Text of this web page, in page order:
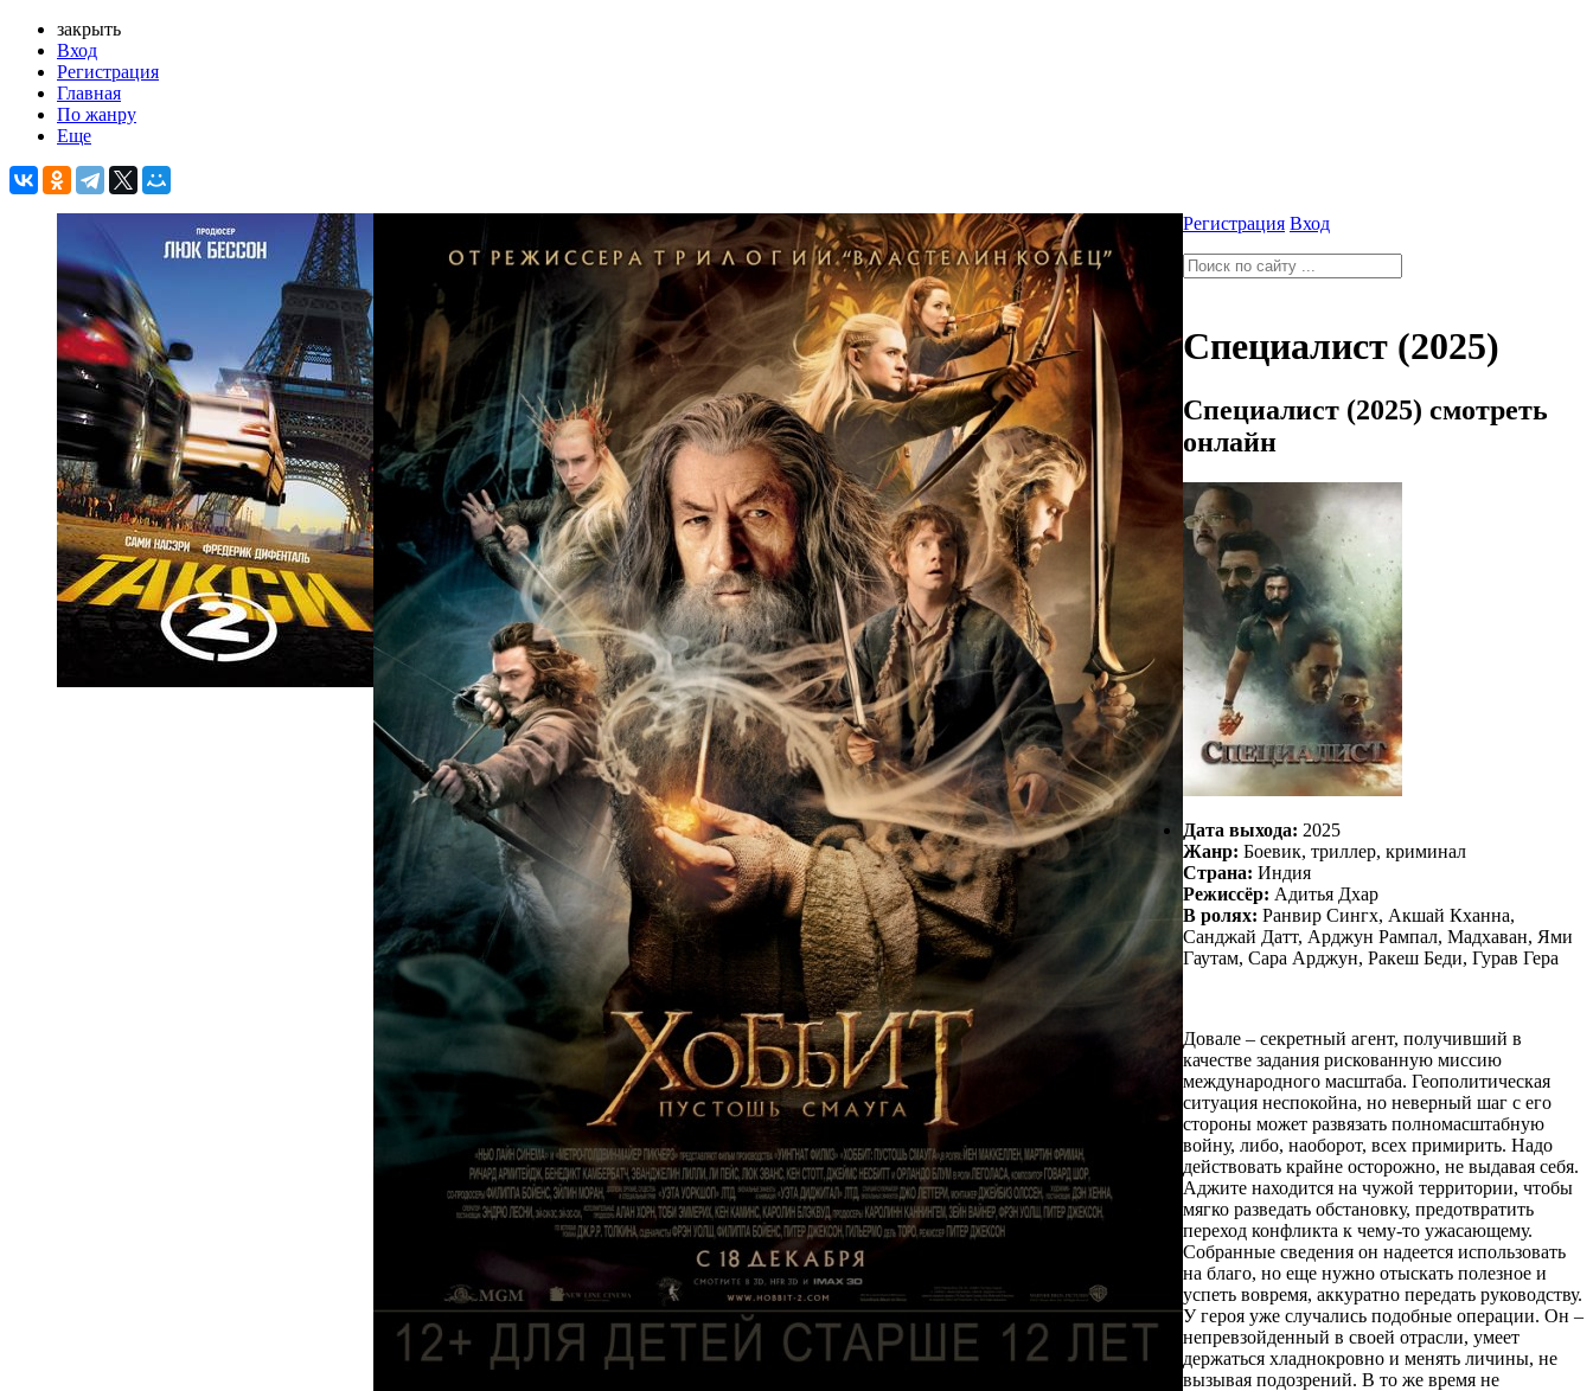
закрыть
Вход
Регистрация
Главная
По жанру
Еще
Регистрация Вход
Специалист (2025)
Специалист (2025) смотреть
онлайн
Дата выхода: 2025
Жанр: Боевик, триллер, криминал
Страна: Индия
Режиссёр: Адитья Дхар
В ролях: Ранвир Сингх, Акшай Кханна,
Санджай Датт, Арджун Рампал, Мадхаван, Ями
Гаутам, Сара Арджун, Ракеш Беди, Гурав Гера
Довале – секретный агент, получивший в
качестве задания рискованную миссию
международного масштаба. Геополитическая
ситуация неспокойна, но неверный шаг с его
стороны может развязать полномасштабную
войну, либо, наоборот, всех примирить. Надо
действовать крайне осторожно, не выдавая себя.
Аджите находится на чужой территории, чтобы
мягко разведать обстановку, предотвратить
переход конфликта к чему-то ужасающему.
Собранные сведения он надеется использовать
на благо, но еще нужно отыскать полезное и
успеть вовремя, аккуратно передать руководству.
У героя уже случались подобные операции. Он –
непревзойденный в своей отрасли, умеет
держаться хладнокровно и менять личины, не
вызывая подозрений. В то же время не